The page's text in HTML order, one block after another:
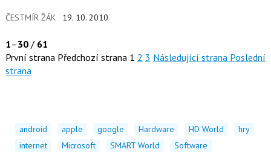
ČESTMÍR ŽÁK 19. 10. 2010
1–30/ 61
První strana Předchozí strana 1 2 3 Následující strana Poslední
strana
android apple google Hardware HD World
hry
internet
Microsoft SMART World Software